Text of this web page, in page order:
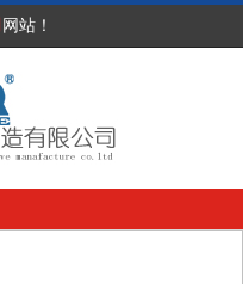
网站！